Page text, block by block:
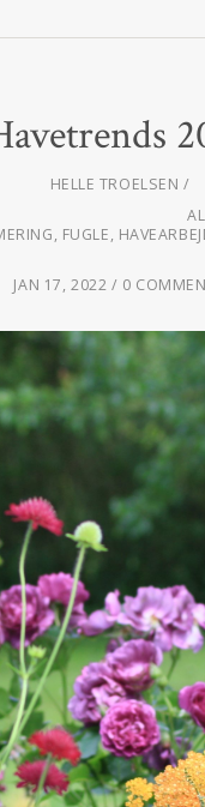
HELLE TROELSEN
, FUGLE,
JAN 17, 2022 0